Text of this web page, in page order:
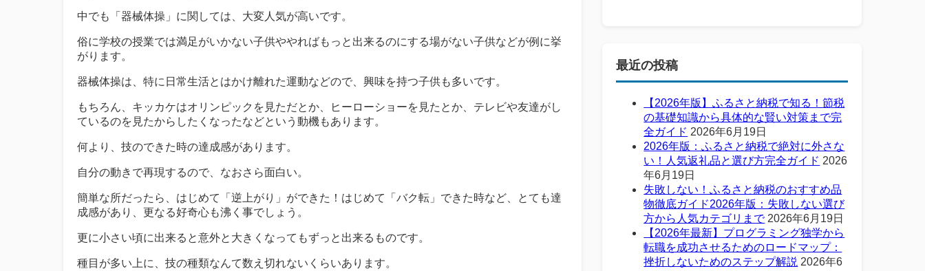
中でも「器械体操」に関しては、大変人気が高いです。
俗に学校の授業では満足がいかない子供ややればもっと出来るのにする場がない子供などが例に挙
がります。
器械体操は、特に日常生活とはかけ離れた運動などので、興味を持つ子供も多いです。
もちろん、キッカケはオリンピックを見ただとか、ヒーローショーを見たとか、テレビや友達がし
ているのを見たからしたくなったなどという動機もあります。
何より、技のできた時の達成感があります。
自分の動きで再現するので、なおさら面白い。
簡単な所だったら、はじめて「逆上がり」ができた！はじめて「バク転」できた時など、とても達
成感があり、更なる好奇心も沸く事でしょう。
更に小さい頃に出来ると意外と大きくなってもずっと出来るものです。
種目が多い上に、技の種類なんて数え切れないくらいあります。
最近の投稿
【2026年版】ふるさと納税で知る！節税
の基礎知識から具体的な賢い対策まで完
全ガイド 2026年6月19日
2026年版：ふるさと納税で絶対に外さな
い！人気返礼品と選び方完全ガイド 2026
年6月19日
失敗しない！ふるさと納税のおすすめ品
物徹底ガイド2026年版：失敗しない選び
方から人気カテゴリまで 2026年6月19日
【2026年最新】プログラミング独学から
転職を成功させるためのロードマップ：
挫折しないためのステップ解説 2026年6